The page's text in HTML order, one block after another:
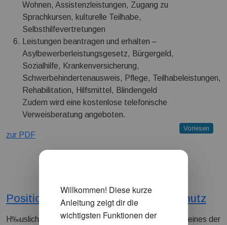
Wohnen, Assistenzleistungen, Zugang zu
Sprachkursen, kulturelle Teilhabe,
Selbsthilfevertretungen
Leistungen beantragen und erhalten –
Asylbewerberleistungsgesetz, Bürgergeld,
Sozialhilfe, Krankenversicherung,
Schwerbehindertenausweis, Pflege, Teilhabeleistungen,
Rehabilitation, Hilfsmittel, Blindengeld
Zudem wird eine kostenlose telefonische
Verweisberatung angeboten.
zur PDF
Vorlesen
Positionspapier inklusiver Gewaltschutz
H‰usliche Gewalt und sexualisierte Gewalt stellen eines der